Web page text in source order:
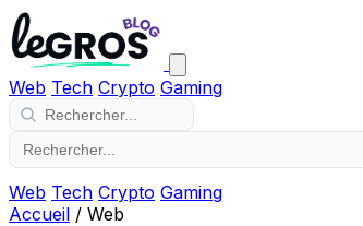
Web Tech Crypto Gaming
Web Tech Crypto Gaming
Accueil / Web